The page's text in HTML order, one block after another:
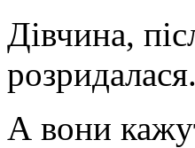
Дівчина,
розридалася.
А вони